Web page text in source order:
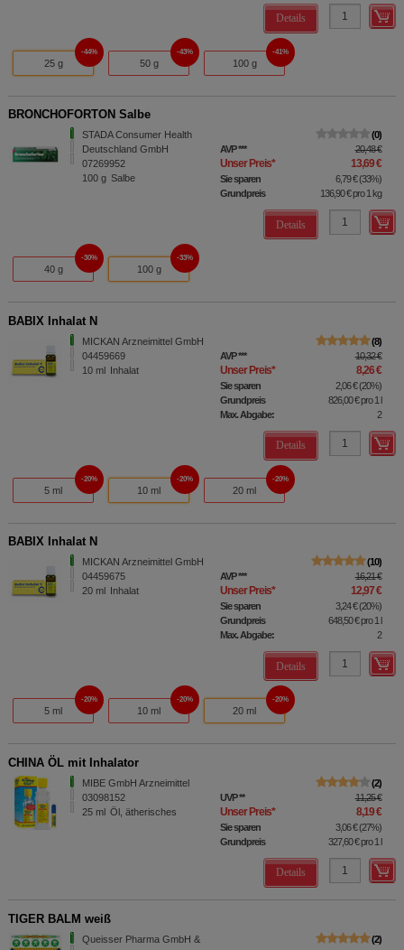
Details
25 g
44%
50 g
43%
100 g
41%
BRONCHOFORTON Salbe
STADA Consumer Health
Deutschland GmbH
07269952
100 g Salbe
0
AVP*** 20,48 €
Unser Preis* 13,69 €
Sie sparen 6,79 €(33%)
Grundpreis
136,90 €pro 1 kg
Details
40 g
30%
100 g
33%
BABIX Inhalat N
MICKAN Arzneimittel GmbH
04459669
10 ml Inhalat
8
AVP*** 10,32 €
Unser Preis* 8,26 €
Sie sparen 2,06 €(20%)
Grundpreis
826,00 €pro 1 l
Max. Abgabe:
2
Details
5 ml
20%
10 ml
20%
20 ml
20%
BABIX Inhalat N
MICKAN Arzneimittel GmbH
04459675
20 ml Inhalat
10
AVP*** 16,21 €
Unser Preis* 12,97 €
Sie sparen 3,24 €(20%)
Grundpreis
648,50 €pro 1 l
Max. Abgabe:
2
Details
5 ml
20%
10 ml
20%
20 ml
20%
CHINA ÖL mit Inhalator
MIBE GmbH Arzneimittel
03098152
25 ml Öl, ätherisches
2
UVP** 11,25 €
Unser Preis* 8,19 €
Sie sparen 3,06 €(27%)
Grundpreis
327,60 €pro 1 l
Details
TIGER BALM weiß
Queisser Pharma GmbH &
2